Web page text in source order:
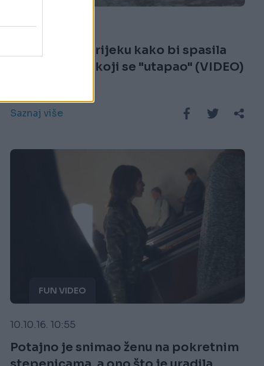
17.10.16. 20:01
Slonica ušla u rijeku kako bi spasila
život čovjeku koji se "utapao" (VIDEO)
Saznaj više
FUN VIDEO
10.10.16. 10:55
Potajno je snimao ženu na pokretnim